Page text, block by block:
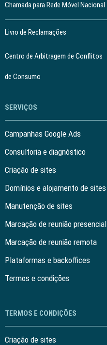
Chamada para Rede Móvel Nacional
Livro de Reclamações
Centro de Arbitragem de Conflitos
de Consumo
SERVIÇOS
Campanhas Google Ads
Consultoria e diagnóstico
Criação de sites
Domínios e alojamento de sites
Manutenção de sites
Marcação de reunião presencial
Marcação de reunião remota
Plataformas e backoffices
Termos e condições
TERMOS E CONDIÇÕES
Criação de sites